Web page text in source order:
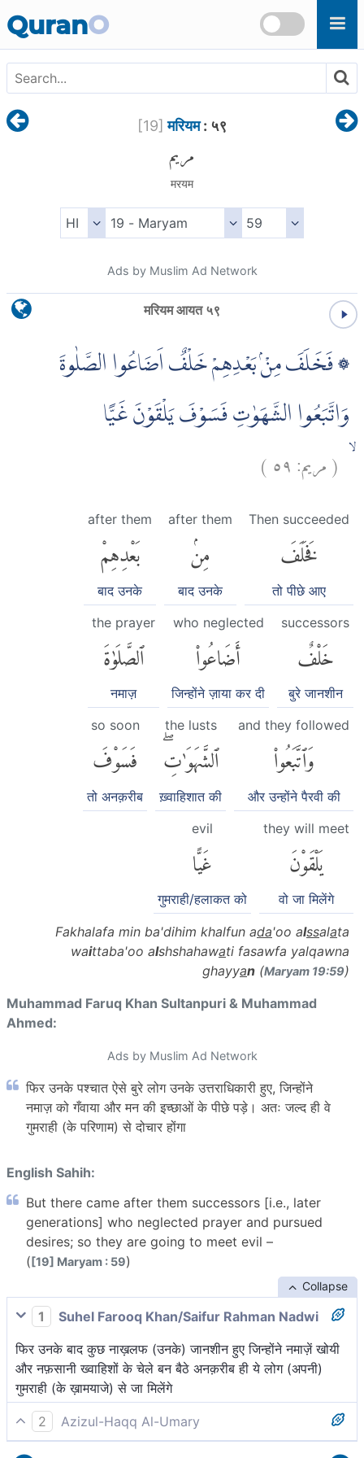
QuranO
[19] मरियम: ५९
مريم
मरयम
Ads by Muslim Ad Network
मरियम आयत ५९
۞ فَخَلَفَ مِنْۢ بَعْدِهِمْ خَلْفٌ اَضَاعُوا الصَّلٰوةَ
وَاتَّبَعُوا الشَّهَوٰتِ فَسَوْفَ يَلْقَوْنَ غَيًّا
(مريم:٥٩)
Then succeeded
فَخَلَفَ
तो पीछे आए
after them
مِنۢ
बाद उनके
after them
بَعْدِهِمْ
बाद उनके
successors
خَلْفٌ
बुरे जानशीन
who neglected
أَضَاعُوا۟
जिन्होंने ज़ाया कर दी
the prayer
ٱلصَّلَوٰةَ
नमाज़
and they followed
وَٱتَّبَعُوا۟
और उन्होंने पैरवी की
the lusts
ٱلشَّهَوَٰتِۖ
ख़्वाहिशात की
so soon
فَسَوْفَ
तो अनक़रीब
they will meet
يَلْقَوْنَ
वो जा मिलेंगे
evil
غَيًّا
गुमराही/हलाकत को
Fakhalafa min ba'dihim khalfun ada'oo alssalata
waittaba'oo alshshahawati fasawfa yalqawna
ghayyan (Maryam 19:59)
Muhammad Faruq Khan Sultanpuri & Muhammad
Ahmed:
Ads by Muslim Ad Network
फिर उनके पश्चात ऐसे बुरे लोग उनके उत्तराधिकारी हुए, जिन्होंने
नमाज़ को गँवाया और मन की इच्छाओं के पीछे पड़े। अतः जल्द ही वे
गुमराही (के परिणाम) से दोचार होंगा
English Sahih:
But there came after them successors [i.e., later
generations] who neglected prayer and pursued
desires; so they are going to meet evil –
([19] Maryam : 59)
Collapse
1
Suhel Farooq Khan/Saifur Rahman Nadwi
फिर उनके बाद कुछ नाख़लफ (उनके) जानशीन हुए जिन्होंने नमाज़ें खोयी
और नफ़सानी ख्वाहिशों के चेले बन बैठे अनक़रीब ही ये लोग (अपनी)
गुमराही (के ख़ामयाजे) से जा मिलेंगे
2
Azizul-Haqq Al-Umary
फिर इनके पश्चात् ऐसै कपूत पैदा हुए, जिन्होंने गंवा दिया नमाज़ को तथा